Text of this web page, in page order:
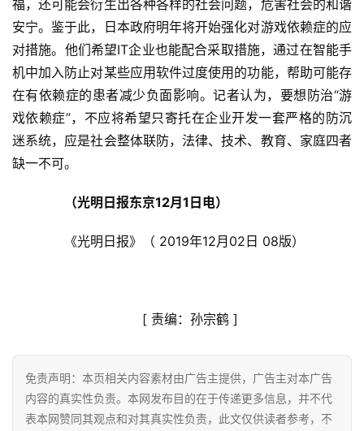
房
产
家
具
母
婴
健
康
资
讯
福，还可能会衍生出各种各样的社会问题，危害社会的和谐
安宁。鉴于此，日本政府明年将开始强化对游戏依赖症的应
对措施。他们希望IT企业也能配合采取措施，通过在智能手
机中加入防止对某些应用软件过度使用的功能，帮助可能存
在有依赖症的患者减少负面影响。记者认为，要想防治“游
戏依赖症”，不应将希望只寄托在企业开发一套严格的防沉
迷系统，应是社会整体联防，法律、技术、教育、家庭四者
缺一不可。
（光明日报东京12月1日电）
《光明日报》（ 2019年12月02日 08版）
[ 责编：孙宗鹤 ]
免责声明：本页相关内容素材由广告主提供，广告主对本广告
内容的真实性负责。本网发布目的在于传递更多信息，并不代
表本网赞同其观点和对其真实性负责，此文仅供读者参考，不